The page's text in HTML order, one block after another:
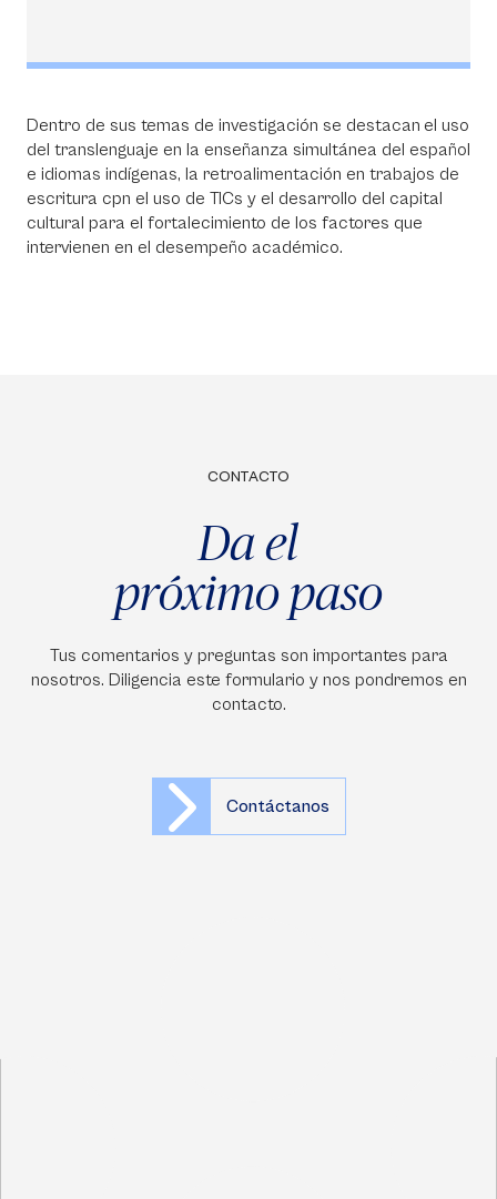
Dentro de sus temas de investigación se destacan el uso
del translenguaje en la enseñanza simultánea del español
e idiomas indígenas, la retroalimentación en trabajos de
escritura cpn el uso de TICs y el desarrollo del capital
cultural para el fortalecimiento de los factores que
intervienen en el desempeño académico.
CONTACTO
Da el
próximo paso
Tus comentarios y preguntas son importantes para
nosotros. Diligencia este formulario y nos pondremos en
contacto.
Contáctanos